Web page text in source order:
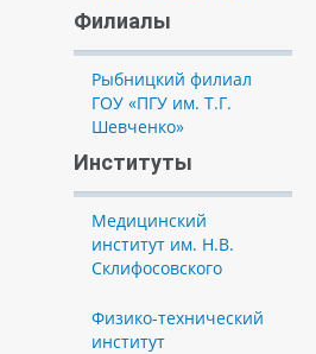
Филиалы
Рыбницкий филиал
ГОУ «ПГУ им. Т.Г.
Шевченко»
Институты
Медицинский
институт им. Н.В.
Склифосовского
Физико-технический
институт